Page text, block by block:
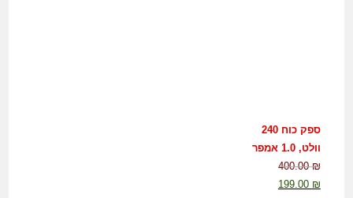
ספק כוח 240
וולט, 1.0 אמפר
400.00₪
199.00 ₪